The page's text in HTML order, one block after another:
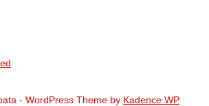
- WordPress Theme by Kadence WP